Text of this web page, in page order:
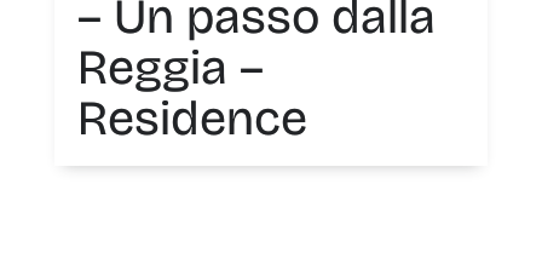
– Un passo dalla
Reggia –
Residence